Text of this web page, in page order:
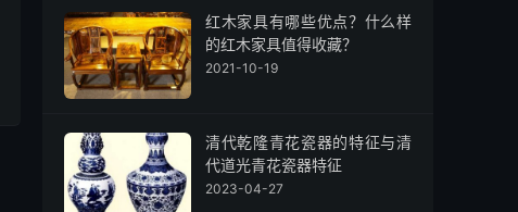
¥9,999.00
红木家具有哪些优点？什么样
的红木家具值得收藏？
2021-10-19
清代乾隆青花瓷器的特征与清
代道光青花瓷器特征
2023-04-27